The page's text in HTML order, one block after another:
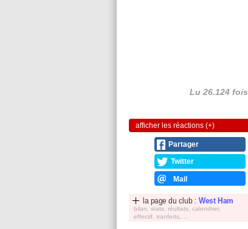
Lu 26.124 fois
afficher les réactions (+)
Partager
Twitter
Mail
la page du club : West Ham
bilan, stats, réultats, calendrier,
effectif, tranferts, ...